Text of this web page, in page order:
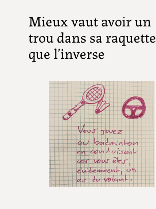
Mieux vaut avoir un
trou dans sa raquette
que l’inverse